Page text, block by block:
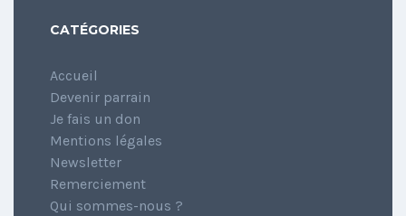
CATÉGORIES
Accueil
Devenir parrain
Je fais un don
Mentions légales
Newsletter
Remerciement
Qui sommes-nous ?